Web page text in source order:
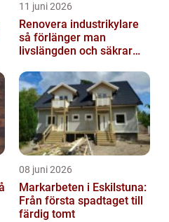
11 juni 2026
Renovera industrikylare
så förlänger man
livslängden och säkrar
08 juni 2026
Markarbeten i Eskilstuna:
Från första spadtaget till
färdig tomt